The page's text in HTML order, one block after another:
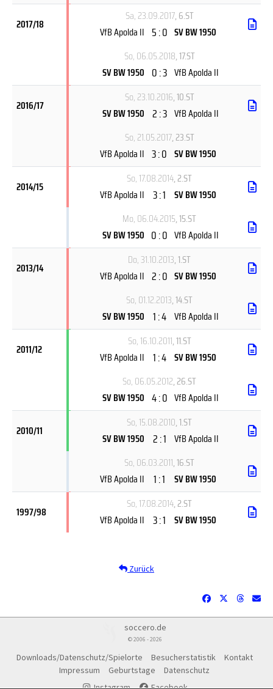
2017/18
Sa, 23.09.2017, 6.ST
VfB Apolda II 5 : 0 SV BW 1950
So, 06.05.2018, 17.ST
SV BW 1950 0 : 3 VfB Apolda II
2016/17
So, 23.10.2016, 10.ST
SV BW 1950 2 : 3 VfB Apolda II
So, 21.05.2017, 23.ST
VfB Apolda II 3 : 0 SV BW 1950
2014/15
So, 17.08.2014, 2.ST
VfB Apolda II 3 : 1 SV BW 1950
Mo, 06.04.2015, 15.ST
SV BW 1950 0 : 0 VfB Apolda II
2013/14
Do, 31.10.2013, 1.ST
VfB Apolda II 2 : 0 SV BW 1950
So, 01.12.2013, 14.ST
SV BW 1950 1 : 4 VfB Apolda II
2011/12
So, 16.10.2011, 11.ST
VfB Apolda II 1 : 4 SV BW 1950
So, 06.05.2012, 26.ST
SV BW 1950 4 : 0 VfB Apolda II
2010/11
So, 15.08.2010, 1.ST
SV BW 1950 2 : 1 VfB Apolda II
So, 06.03.2011, 16.ST
VfB Apolda II
1 : 1 SV BW 1950
1997/98
So, 17.08.2014, 2.ST
VfB Apolda II 3 : 1 SV BW 1950
Zurück
soccero.de
© 2006 - 2026
Downloads/Datenschutz/Spielorte Besucherstatistik
Kontakt
Impressum
Geburtstage
Datenschutz